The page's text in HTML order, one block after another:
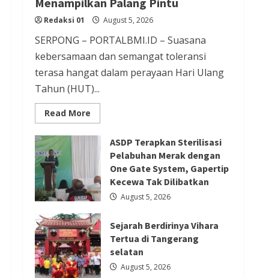
Redaksi 01 August 5, 2026
Berita Nasional
Berita Politik
Berita Terbaru
Presiden Prabowo Terima
Pimpinan MPR, Bahas Sidang
Tahunan MPR dan Pokok-Pokok
Haluan Negara
Redaksi 01 August 4, 2026
Berita Ekonomi dan Bisnis
Berita Nasional
Berita Terbaru
Perubahan Logo Bank Banten,
Transformasi Berkelanjutan
Dengan Semangat Perubahan
Redaksi 01 August 4, 2026
Redaksi 01 August 5, 2026
SERPONG – PORTALBMI.ID – Suasana
kebersamaan dan semangat toleransi
terasa hangat dalam perayaan Hari Ulang
Tahun (HUT)...
Read More
more
PGPTS
Ramaikan
Perayaan
Vihara
Boen
Hay
Bio
dengan
Menampilkan
Palang
Pintu
ASDP Terapkan Sterilisasi
Pelabuhan Merak dengan
One Gate System, Gapertip
Kecewa Tak Dilibatkan
August 5, 2026
Sejarah Berdirinya Vihara
Tertua di Tangerang
selatan
August 5, 2026